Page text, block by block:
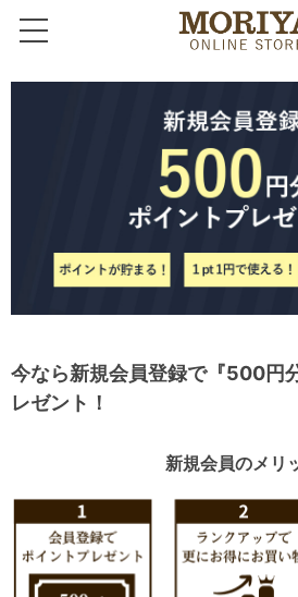
今なら新規会員登録で『500円
レゼント！
新規会員のメリ